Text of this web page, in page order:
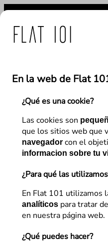
En la web de Flat
¿Qué es una cookie?
Las cookies son
que los sitios web que
navegador con el
informacion sobre tu
¿Para qué las
En Flat 101 utilizamos
analíticos para tratar de
en nuestra página web.
¿Qué puedes hacer?
Saltar
contenido
101
Anterior
SEO
Google
sobre SEO
Andrea Buitrago
SEO Manager en Flat